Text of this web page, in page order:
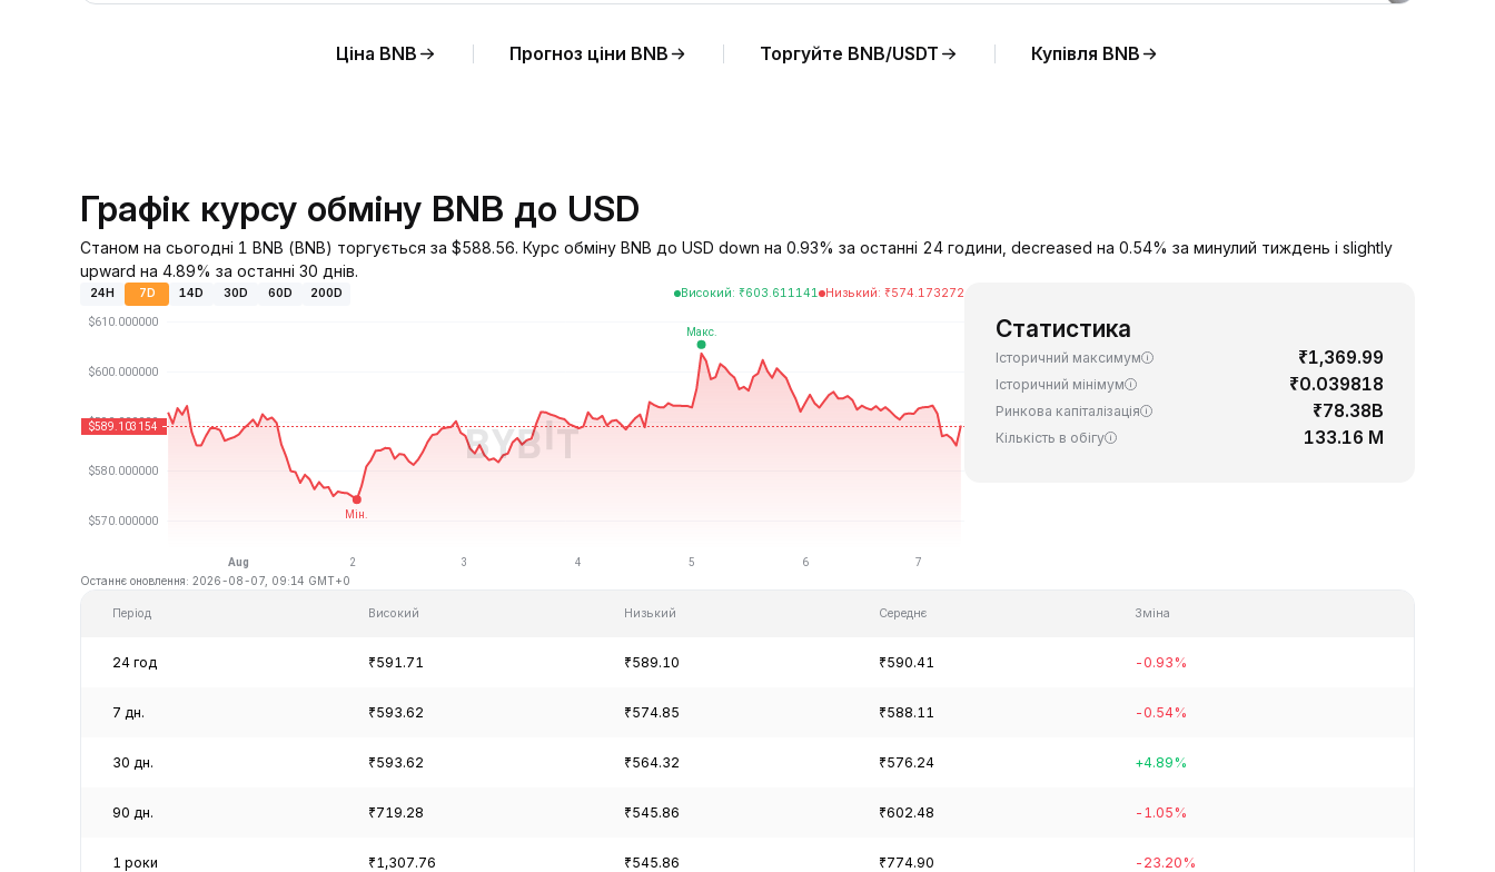
Ціна BNB Прогноз ціни BNB Торгуйте BNB/USDT Купівля BNB
Графік курсу обміну BNB до USD
Станом на сьогодні 1 BNB (BNB) торгується за $588.56. Курс обміну BNB до USD down на 0.93% за останні 24 години, decreased на 0.54% за минулий тиждень і slightly
upward на 4.89% за останні 30 днів.
24H 7D 14D 30D 60D 200D Високий: ₹603.611141 Низький: ₹574.173272
Останнє оновлення: 2026-08-07, 09:14 GMT+0
Статистика
Історичний максимум ₹1,369.99
Історичний мінімум ₹0.039818
Ринкова капіталізація ₹78.38B
Кількість в обігу 133.16 M
Період Високий Низький Середнє Зміна
24 год ₹591.71 ₹589.10 ₹590.41 -0.93%
7 дн. ₹593.62 ₹574.85 ₹588.11 -0.54%
30 дн. ₹593.62 ₹564.32 ₹576.24 +4.89%
90 дн. ₹719.28 ₹545.86 ₹602.48 -1.05%
1 роки ₹1,307.76 ₹545.86 ₹774.90 -23.20%